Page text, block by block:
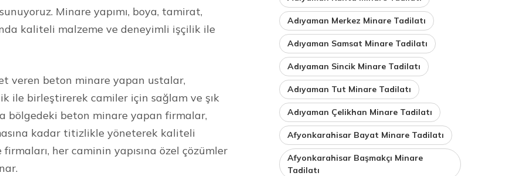
Minare yapımı, boya, tamirat,
kaliteli malzeme ve deneyimli işçilik ile
veren beton minare yapan ustalar,
ile birleştirerek camiler için sağlam ve şık
bölgedeki beton minare yapan firmalar,
kadar titizlikle yöneterek kaliteli
her caminin yapısına özel çözümler
Adıyaman Merkez Minare Tadilatı
Adıyaman Samsat Minare Tadilatı
Adıyaman Sincik Minare Tadilatı
Adıyaman Tut Minare Tadilatı
Adıyaman Çelikhan Minare Tadilatı
Afyonkarahisar Bayat Minare Tadilatı
Afyonkarahisar Başmakçı Minare
Tadilatı